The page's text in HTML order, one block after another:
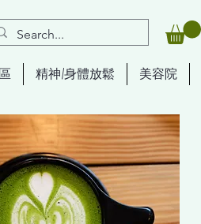
精神/身體放鬆 美容院